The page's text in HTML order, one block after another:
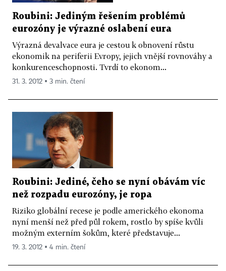
Roubini: Jediným řešením problémů
eurozóny je výrazné oslabení eura
Výrazná devalvace eura je cestou k obnovení růstu
ekonomik na periferii Evropy, jejich vnější rovnováhy a
konkurenceschopnosti. Tvrdí to ekonom...
31. 3. 2012 ▪ 3 min. čtení
Roubini: Jediné, čeho se nyní obávám víc
než rozpadu eurozóny, je ropa
Riziko globální recese je podle amerického ekonoma
nyní menší než před půl rokem, rostlo by spíše kvůli
možným externím šokům, které představuje...
19. 3. 2012 ▪ 4 min. čtení